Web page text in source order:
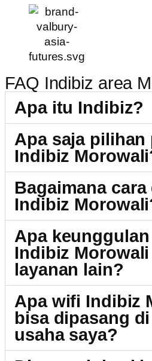
FAQ Indibiz area
Apa itu Indibiz?
Apa saja pilihan
Indibiz
Bagaimana
Indibiz
Apa
Indibiz
layanan lain?
Apa wifi Indibiz
bisa dipasang
usaha saya?